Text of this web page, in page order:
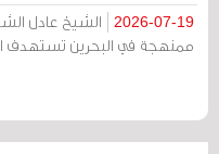
2026-07-19
الشيخ عادل
ممنهجة في البحرين تستهدف